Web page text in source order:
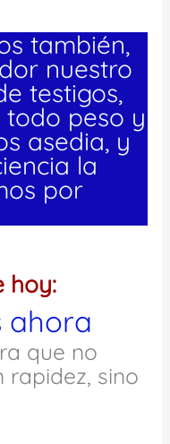
también,
nuestro
testigos,
peso y
asedia, y
la
por
hoy:
ahora
que no
rapidez, sino